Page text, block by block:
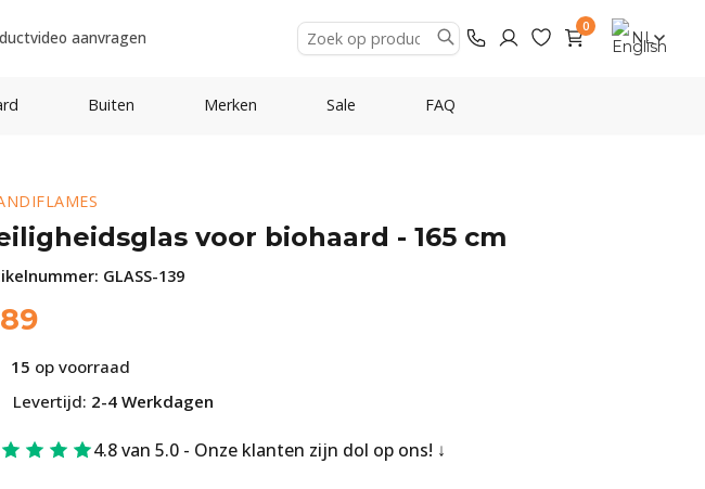
aanvragen
0
NL
Buiten Merken Sale FAQ
voor biohaard - 165 cm
GLASS-139
89
15 op voorraad
Levertijd: 2-4 Werkdagen
4.8 van 5.0 - Onze klanten zijn dol op ons!